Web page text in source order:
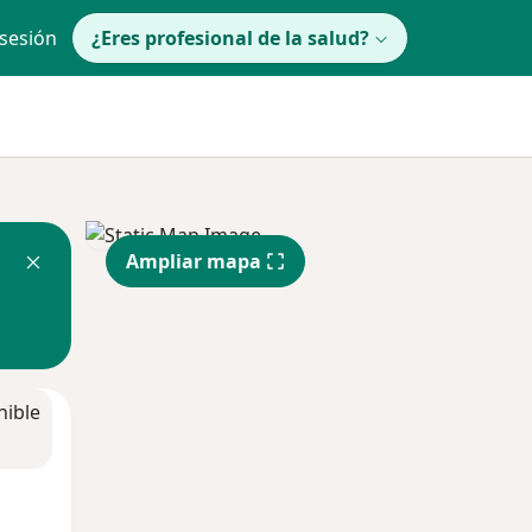
¿Eres profesional de la salud?
Ampliar mapa